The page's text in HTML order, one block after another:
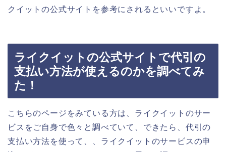
クイットの公式サイトを参考にされるといいですよ。
ライクイットの公式サイトで代引の
支払い方法が使えるのかを調べてみ
た！
こちらのページをみている方は、ライクイットのサー
ビスをご自身で色々と調べていて、できたら、代引の
支払い方法を使って、、ライクイットのサービスの申